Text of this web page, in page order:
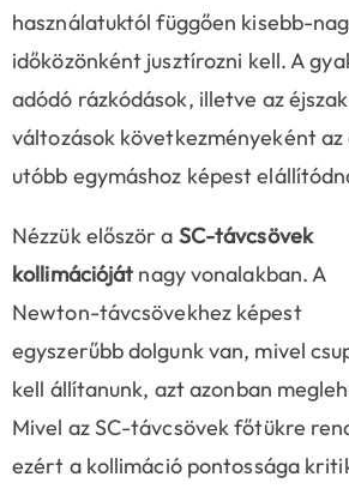
használatuktól függően kisebb-
időközönként jusztírozni kell. A
adódó rázkódások, illetve az
változások következményeként
utóbb egymáshoz képest
Nézzük először a SC-távcsövek
kollimációját nagy vonalakban. A
Newton-távcsövekhez képest
egyszerűbb dolgunk van, mivel
kell állítanunk, azt azonban
Mivel az SC-távcsövek főtükre
ezért a kollimáció pontossága